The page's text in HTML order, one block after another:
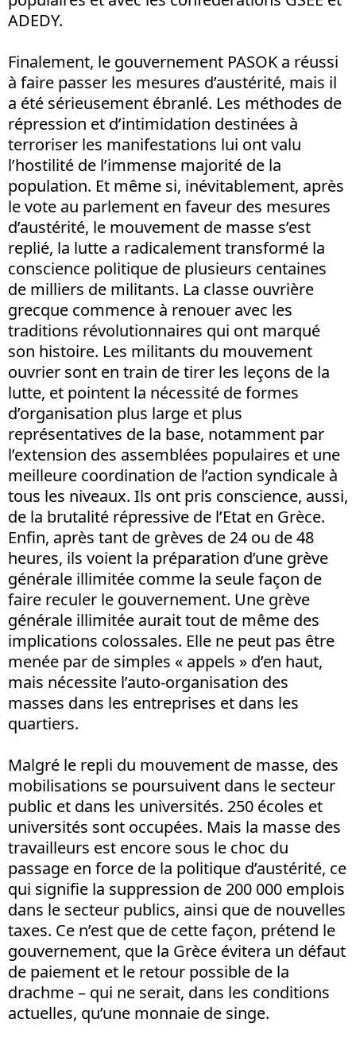
ADEDY.
Finalement, le gouvernement PASOK a réussi
à faire passer les mesures d’austérité, mais il
a été sérieusement ébranlé. Les méthodes de
répression et d’intimidation destinées à
terroriser les manifestations lui ont valu
l’hostilité de l’immense majorité de la
population. Et même si, inévitablement, après
le vote au parlement en faveur des mesures
d’austérité, le mouvement de masse s’est
replié, la lutte a radicalement transformé la
conscience politique de plusieurs centaines
de milliers de militants. La classe ouvrière
grecque commence à renouer avec les
traditions révolutionnaires qui ont marqué
son histoire. Les militants du mouvement
ouvrier sont en train de tirer les leçons de la
lutte, et pointent la nécessité de formes
d’organisation plus large et plus
représentatives de la base, notamment par
l’extension des assemblées populaires et une
meilleure coordination de l’action syndicale à
tous les niveaux. Ils ont pris conscience, aussi,
de la brutalité répressive de l’Etat en Grèce.
Enfin, après tant de grèves de 24 ou de 48
heures, ils voient la préparation d’une grève
générale illimitée comme la seule façon de
faire reculer le gouvernement. Une grève
générale illimitée aurait tout de même des
implications colossales. Elle ne peut pas être
menée par de simples « appels » d’en haut,
mais nécessite l’auto-organisation des
masses dans les entreprises et dans les
quartiers.
Malgré le repli du mouvement de masse, des
mobilisations se poursuivent dans le secteur
public et dans les universités. 250 écoles et
universités sont occupées. Mais la masse des
travailleurs est encore sous le choc du
passage en force de la politique d’austérité, ce
qui signifie la suppression de 200 000 emplois
dans le secteur publics, ainsi que de nouvelles
taxes. Ce n’est que de cette façon, prétend le
gouvernement, que la Grèce évitera un défaut
de paiement et le retour possible de la
drachme – qui ne serait, dans les conditions
actuelles, qu’une monnaie de singe.